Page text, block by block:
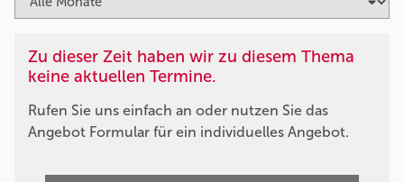
Zu dieser Zeit haben wir zu diesem Thema
keine aktuellen Termine.
Rufen Sie uns einfach an oder nutzen Sie das
Angebot Formular für ein individuelles Angebot.